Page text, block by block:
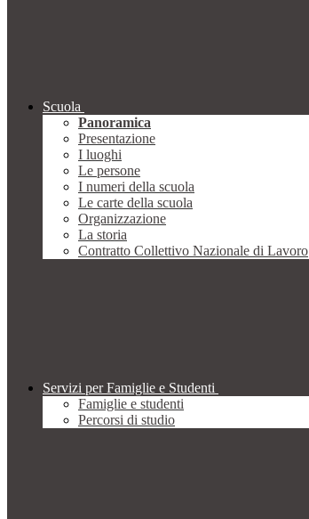
Scuola
Panoramica
Presentazione
I luoghi
Le persone
I numeri della scuola
Le carte della scuola
Organizzazione
La storia
Contratto Collettivo Nazionale di Lavoro
Servizi per Famiglie e Studenti
Famiglie e studenti
Percorsi di studio